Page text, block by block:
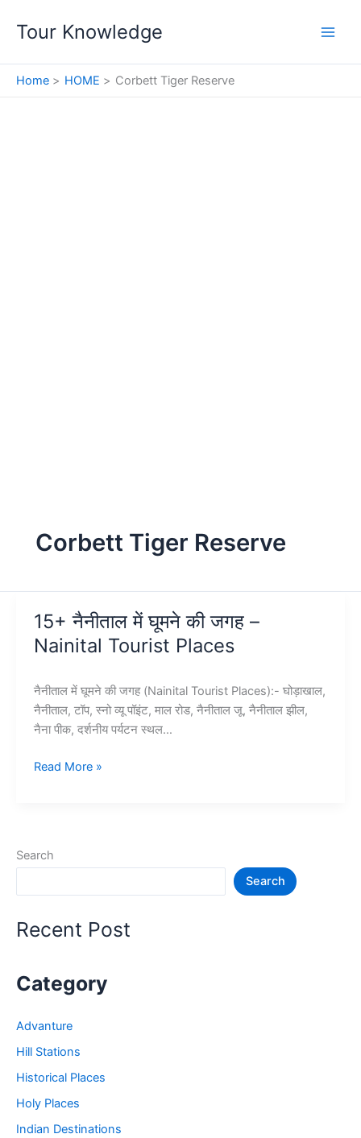
Tour Knowledge
Home HOME Corbett Tiger Reserve
Corbett Tiger Reserve
15+ नैनीताल में घूमने की जगह –
Nainital Tourist Places
नैनीताल में घूमने की जगह (Nainital Tourist Places):- घोड़ाखाल,
नैनीताल, टॉप, स्नो व्यू पॉइंट, माल रोड, नैनीताल जू, नैनीताल झील,
नैना पीक, दर्शनीय पर्यटन स्थल…
15+
जगह
Places
Read More »
Search
Search
Recent Post
Category
Advanture
Hill Stations
Historical Places
Holy Places
Indian Destinations